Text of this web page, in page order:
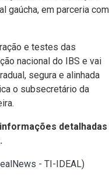
gaúcha, em parceria com
e testes das
nacional do IBS e vai
segura e alinhada
o subsecretário da
detalhadas
- TI-IDEAL)